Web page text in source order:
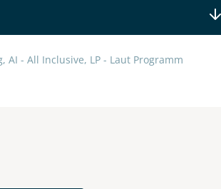
AI - All Inclusive, LP - Laut Programm
erklären Sie, dass Sie die